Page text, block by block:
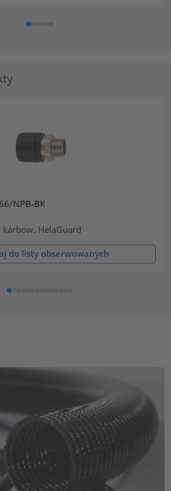
NPB-BK
karbow. HelaGuard
do listy obserwowanych